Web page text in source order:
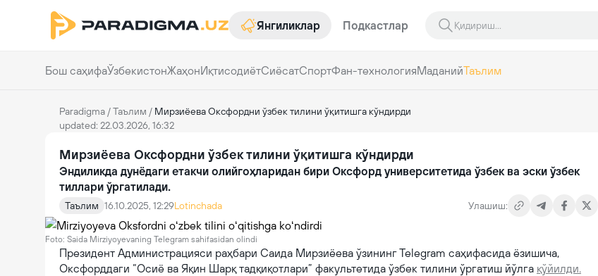
Янгиликлар Подкастлар
Бош саҳифаЎзбекистонЖаҳонИқтисодиётСиёсатСпортФан-технологияМаданийТаълим
Paradigma /Таълим / Мирзиёева Оксфордни ўзбек тилини ўқитишга кўндирди
updated: 22.03.2026, 16:32
Мирзиёева Оксфордни ўзбек тилини ўқитишга кўндирди
Эндиликда дунёдаги етакчи олийгоҳларидан бири Оксфорд университетида ўзбек ва эски ўзбек
тиллари ўргатилади.
Таълим 16.10.2025, 12:29Lotinchada Улашиш:
Foto: Saida Mirziyoyevaning Telegram sahifasidan olindi
Президент Администрацияси раҳбари Саида Мирзиёева ўзининг Telegram саҳифасида ёзишича,
Оксфорддаги “Осиё ва Яқин Шарқ тадқиқотлари” факультетида ўзбек тилини ўргатиш йўлга қўйилди.